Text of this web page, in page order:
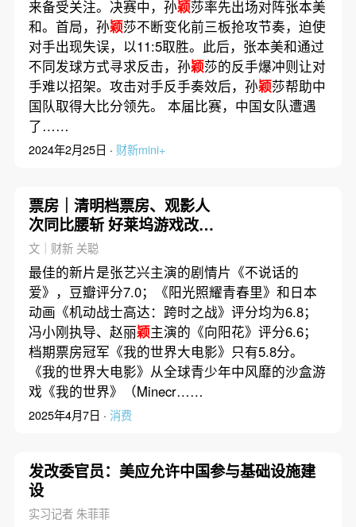
来备受关注。决赛中，孙颖莎率先出场对阵张本美
和。首局，孙颖莎不断变化前三板抢攻节奏，迫使
对手出现失误，以11:5取胜。此后，张本美和通过
不同发球方式寻求反击，孙颖莎的反手爆冲则让对
手难以招架。攻击对手反手奏效后，孙颖莎帮助中
国队取得大比分领先。 本届比赛，中国女队遭遇
了……
2024年2月25日 · 财新mini+
票房｜清明档票房、观影人
次同比腰斩 好莱坞游戏改编
电影夺冠
文｜财新 关聪
最佳的新片是张艺兴主演的剧情片《不说话的
爱》，豆瓣评分7.0；《阳光照耀青春里》和日本
动画《机动战士高达：跨时之战》评分均为6.8；
冯小刚执导、赵丽颖主演的《向阳花》评分6.6；
档期票房冠军《我的世界大电影》只有5.8分。
《我的世界大电影》从全球青少年中风靡的沙盒游
戏《我的世界》（Minecr……
2025年4月7日 · 消费
发改委官员：美应允许中国参与基础设施建
设
实习记者 朱菲菲